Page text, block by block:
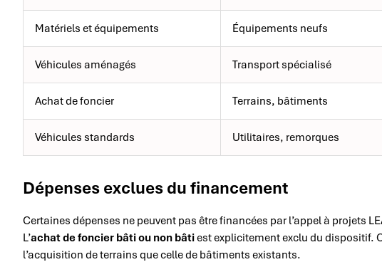
Matériels et équipements Équipements neufs
Véhicules aménagés Transport spécialisé
Achat de foncier Terrains, bâtiments
Véhicules standards Utilitaires, remorques
Dépenses exclues du financement
Certaines dépenses ne peuvent pas être financées par l’appel à projets
L’achat de foncier bâti ou non bâtiest explicitement exclu du dispositif.
l’acquisition de terrains que celle de bâtiments existants.